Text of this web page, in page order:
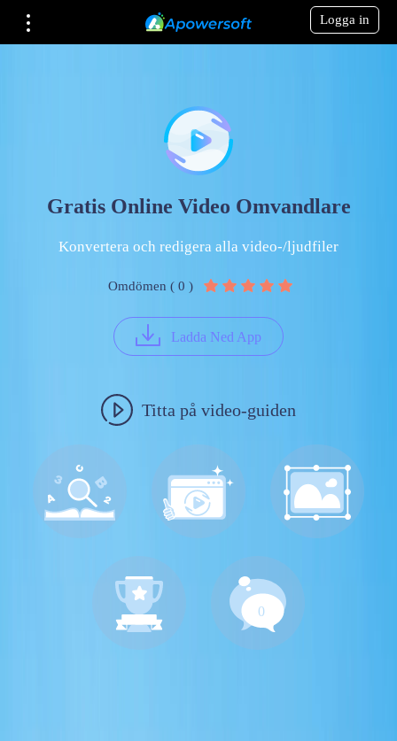
Logga in
Gratis Online Video Omvandlare
Konvertera och redigera alla video-/ljudfiler
Omdömen ( 0 )
Ladda Ned App
Titta på video-guiden
0